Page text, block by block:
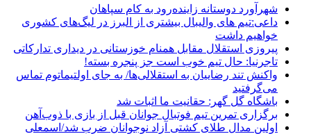
شهرآورد دوستانه زاینده‌رود به کام سپاهان
داعی:تیم های والیبال بیشتری از البرز در لیگ‌های کشوری
خواهیم داشت
پیروزی استقلال مقابل همنام خوزستانی در دیداری تدارکاتی
تاجرنیا: حال تیم خوب است جز پنجره بسته!
واکنش تند رضاییان به استقلالی‌ها/ به جای اولتیماتوم تماس
می‌گرفتید
باشگاه گل گهر: حقانیت ما اثبات شد
برگزاری تمرین تیم فوتبال جوانان قبل از بازی با ذوب‌آهن
اولین مدال طلای کشتی آزاد نوجوانان ضرب شد/اسمعلی